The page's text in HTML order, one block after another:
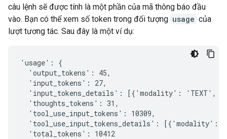
câu lệnh sẽ được tính là một phần của mã thông báo đầu
vào. Bạn có thể xem số token trong đối tượng usage của
lượt tương tác. Sau đây là một ví dụ:
'usage': {
  'output_tokens': 45,
  'input_tokens': 27,
'input_tokens_details': [{'modality': 'TEXT',
  'thoughts_tokens': 31,
  'tool_use_input_tokens': 10309,
'tool_use_input_tokens_details': [{'modality':
  'total_tokens': 10412